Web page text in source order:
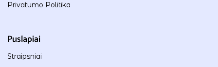
Privatumo Politika
Puslapiai
Straipsniai